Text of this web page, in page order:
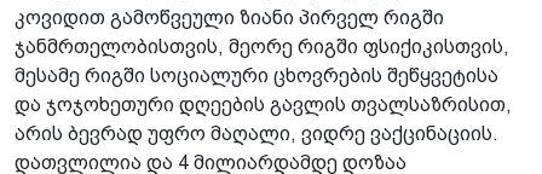
კოვიდით გამოწვეული ზიანი პირველ რიგში
ჯანმრთელობისთვის, მეორე რიგში ფსიქიკისთვის,
მესამე რიგში სოციალური ცხოვრების შეწყვეტისა
და ჯოჯოხეთური დღეების გავლის თვალსაზრისით,
არის ბევრად უფრო მაღალი, ვიდრე ვაქცინაციის.
დათვლილია და 4 მილიარდამდე დოზაა